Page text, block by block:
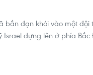
bắn đạn khói vào một
Israel dựng lên ở phía